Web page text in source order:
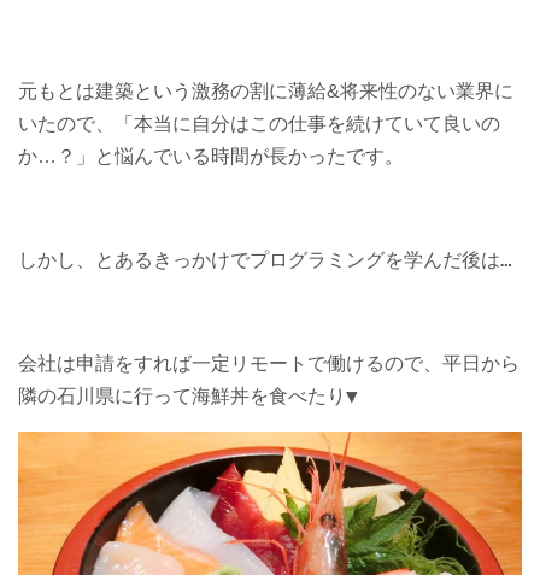
元もとは建築という激務の割に薄給&将来性のない業界に
いたので、「本当に自分はこの仕事を続けていて良いの
か…？」と悩んでいる時間が長かったです。
しかし、とあるきっかけでプログラミングを学んだ後は…
会社は申請をすれば一定リモートで働けるので、 平日から
隣の石川県に行って海鮮丼を食べたり▼